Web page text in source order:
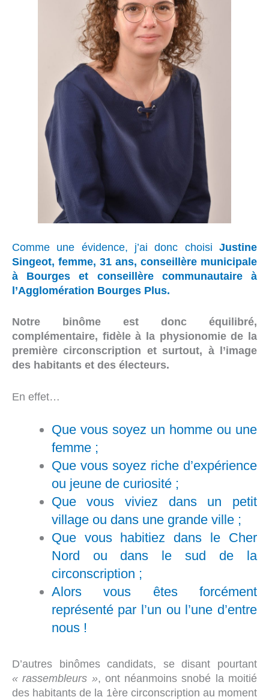
Comme une évidence, j’ai donc choisi Justine
Singeot, femme, 31 ans, conseillère municipale
à Bourges et conseillère communautaire à
l’Agglomération Bourges Plus.
Notre binôme est donc équilibré,
complémentaire, fidèle à la physionomie de la
première circonscription et surtout, à l’image
des habitants et des électeurs.
En effet…
Que vous soyez un homme ou une
femme ;
Que vous soyez riche d’expérience
ou jeune de curiosité ;
Que vous viviez dans un petit
village ou dans une grande ville ;
Que vous habitiez dans le Cher
Nord ou dans le sud de la
circonscription ;
Alors vous êtes forcément
représenté par l’un ou l’une d’entre
nous !
D’autres binômes candidats, se disant pourtant
« rassembleurs », ont néanmoins snobé la moitié
des habitants de la 1ère circonscription au moment